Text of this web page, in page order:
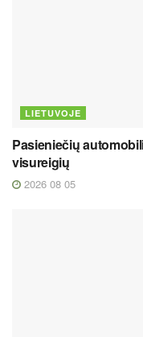
LIETUVOJE
Pasieniečių
visureigių
2026 08 05